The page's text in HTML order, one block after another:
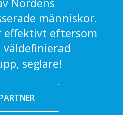
människor.
effektivt eftersom
seglare!